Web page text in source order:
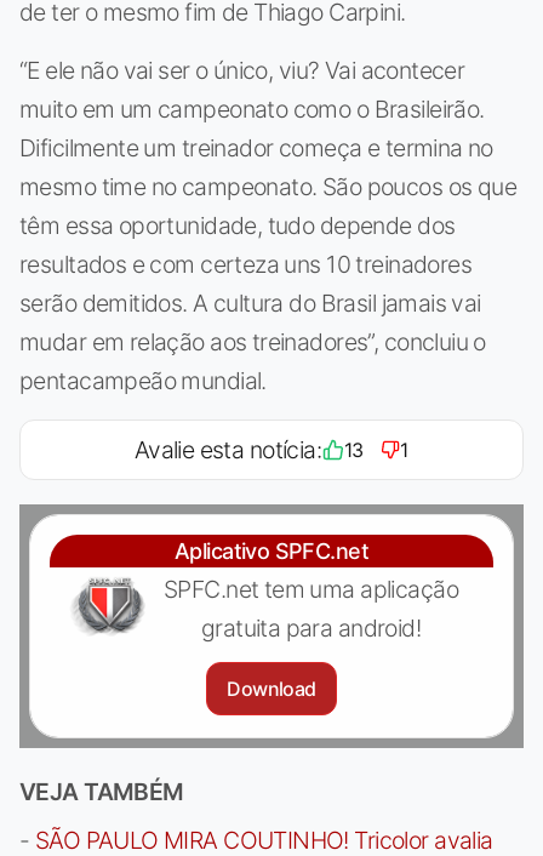
de ter o mesmo fim de Thiago Carpini.
“E ele não vai ser o único, viu? Vai acontecer
muito em um campeonato como o Brasileirão.
Dificilmente um treinador começa e termina no
mesmo time no campeonato. São poucos os que
têm essa oportunidade, tudo depende dos
resultados e com certeza uns 10 treinadores
serão demitidos. A cultura do Brasil jamais vai
mudar em relação aos treinadores”, concluiu o
pentacampeão mundial.
Avalie esta notícia: 13 1
Aplicativo SPFC.net
SPFC.net tem uma aplicação
gratuita para android!
Download
VEJA TAMBÉM
- SÃO PAULO MIRA COUTINHO! Tricolor avalia